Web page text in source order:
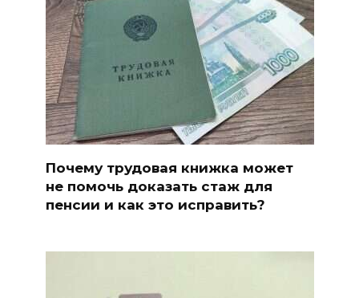
Почему трудовая книжка может
не помочь доказать стаж для
пенсии и как это исправить?